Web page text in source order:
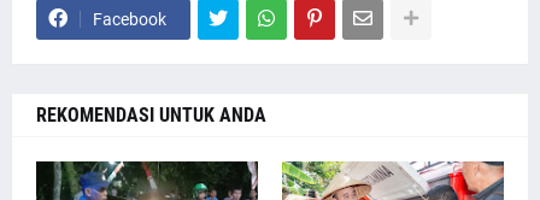
Facebook
REKOMENDASI UNTUK ANDA